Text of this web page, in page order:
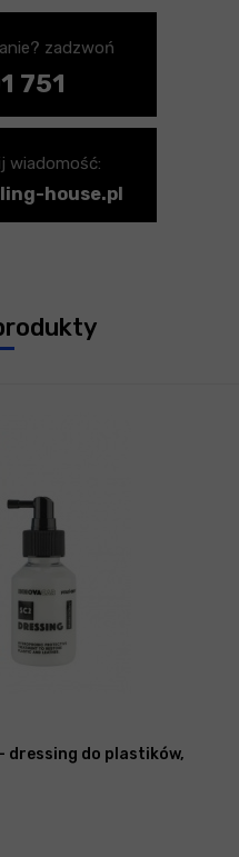
zadzwoń
751
wiadomość:
house.pl
dressing do plastików,